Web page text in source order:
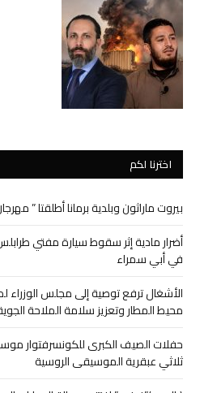
اخترنا لكم
بيروت ماراثون وبلدية برمانا أطلقتا ”
أضرار مادية إثر سقوط سيارة مفتي
في أبي سمراء
الأشغال ترفع توصية إلى مجلس الوزراء
محيط المطار وتعزيز سلامة الملاحة
حفلات الصيف الكبرى للكونسرفتوار
ثلاثي عبقرية الموسيقى الروسية